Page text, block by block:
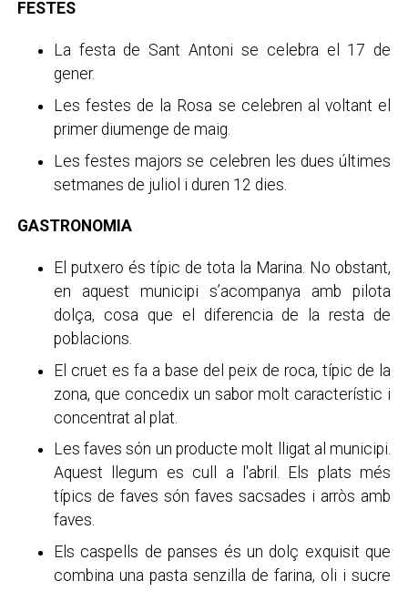
FESTES
La festa de Sant Antoni se celebra el 17 de
gener.
Les festes de la Rosa se celebren al voltant el
primer diumenge de maig.
Les festes majors se celebren les dues últimes
setmanes de juliol i duren 12 dies.
GASTRONOMIA
El putxero és típic de tota la Marina. No obstant,
en aquest municipi s’acompanya amb pilota
dolça, cosa que el diferencia de la resta de
poblacions.
El cruet es fa a base del peix de roca, típic de la
zona, que concedix un sabor molt característic i
concentrat al plat.
Les faves són un producte molt lligat al municipi.
Aquest llegum es cull a l'abril. Els plats més
típics de faves són faves sacsades i arròs amb
faves.
Els caspells de panses és un dolç exquisit que
combina una pasta senzilla de farina, oli i sucre